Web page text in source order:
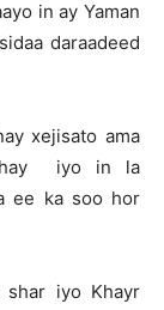
in ay Yaman
daraadeed
xejisato ama
iyo in la
ee ka soo hor
shar iyo Khayr